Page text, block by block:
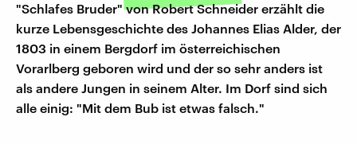
"Schlafes Bruder" von Robert Schneider erzählt die
kurze Lebensgeschichte des Johannes Elias Alder, der
1803 in einem Bergdorf im österreichischen
Vorarlberg geboren wird und der so sehr anders ist
als andere Jungen in seinem Alter. Im Dorf sind sich
alle einig: "Mit dem Bub ist etwas falsch."